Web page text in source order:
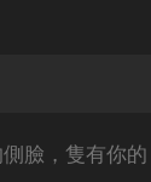
臉，隻有你